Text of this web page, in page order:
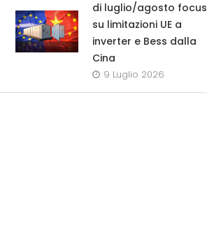
di luglio/agosto focus
su limitazioni UE a
inverter e Bess dalla
Cina
9 Luglio 2026